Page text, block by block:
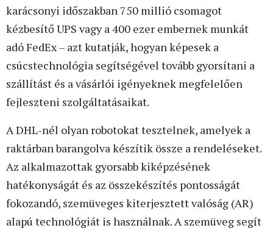
karácsonyi időszakban 750 millió csomagot
kézbesítő UPS vagy a 400 ezer embernek munkát
adó FedEx – azt kutatják, hogyan képesek a
csúcstechnológia segítségével tovább gyorsítani a
szállítást és a vásárlói igényeknek megfelelően
fejleszteni szolgáltatásaikat.
A DHL-nél olyan robotokat tesztelnek, amelyek a
raktárban barangolva készítik össze a rendeléseket.
Az alkalmazottak gyorsabb kiképzésének
hatékonyságát és az összekészítés pontosságát
fokozandó, szemüveges kiterjesztett valóság (AR)
alapú technológiát is használnak. A szemüveg segít